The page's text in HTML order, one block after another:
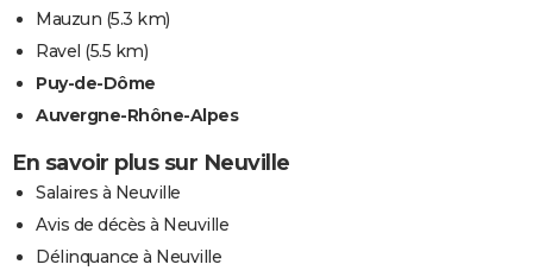
Mauzun (5.3 km)
Ravel (5.5 km)
Puy-de-Dôme
Auvergne-Rhône-Alpes
En savoir plus sur Neuville
Salaires à Neuville
Avis de décès à Neuville
Délinquance à Neuville